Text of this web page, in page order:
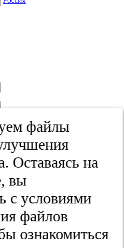
файлы
Оставаясь на
вы
с условиями
файлов
ознакомиться